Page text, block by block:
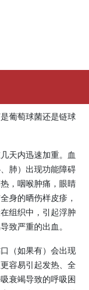
葡萄球菌还是链球
天内迅速加重。血
肺）出现功能障碍
，咽喉肿痛，眼睛
身的晒伤样皮疹，
组织中，引起浮肿
致严重的出血。
（如果有）会出现
容易引起发热、全
衰竭导致的呼吸困